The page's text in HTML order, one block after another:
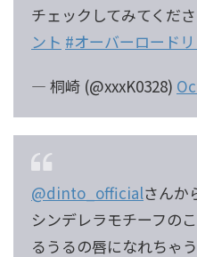
チェックしてみてくだ
ント #オーバーロード
— 桐崎 (@xxxK0328)
@dinto_officialさんか
シンデレラモチーフの
るうるの唇になれちゃう